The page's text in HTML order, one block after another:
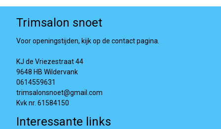
Trimsalon snoet
Voor openingstijden, kijk op de contact pagina.
KJ de Vriezestraat 44
9648 HB Wildervank
0614559631
trimsalonsnoet@gmail.com
Kvk nr. 61584150
Interessante links